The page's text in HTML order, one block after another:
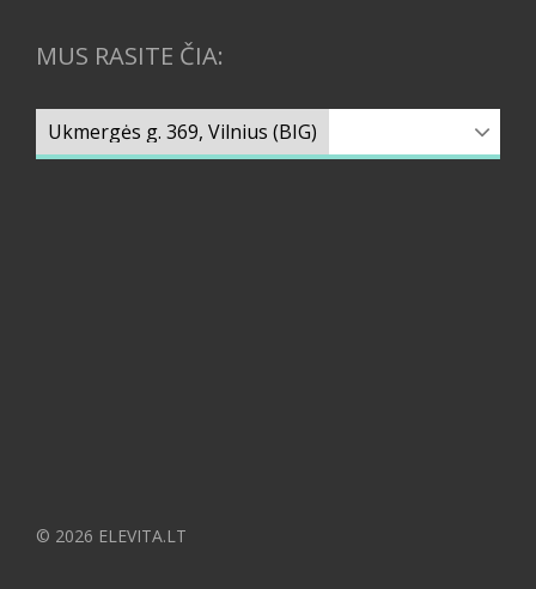
MUS RASITE ČIA:
© 2026 ELEVITA.LT